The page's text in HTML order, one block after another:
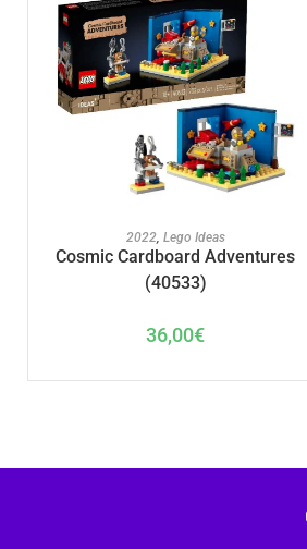
AJOUTER AU PANIER
2022, Lego Ideas
Cosmic Cardboard Adventures
(40533)
36,00€